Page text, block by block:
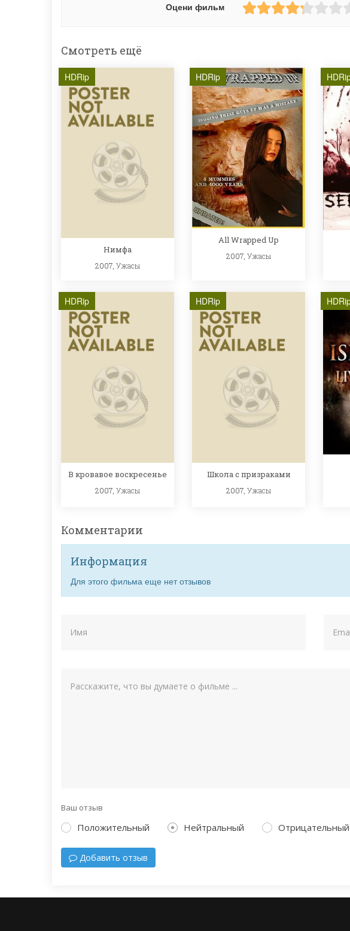
Оцени фильм
Смотреть ещё
HDRip
Нимфа
2007, Ужасы
HDRip
All Wrapped Up
2007, Ужасы
HDRip
В кровавое воскресенье
2007, Ужасы
HDRip
Школа с призраками
2007, Ужасы
Комментарии
Информация
Для этого фильма еще нет отзывов
Ваш отзыв
Положительный Нейтральный Отрицательный
Добавить отзыв